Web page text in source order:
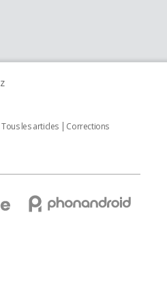
z
Tous les articles
Corrections